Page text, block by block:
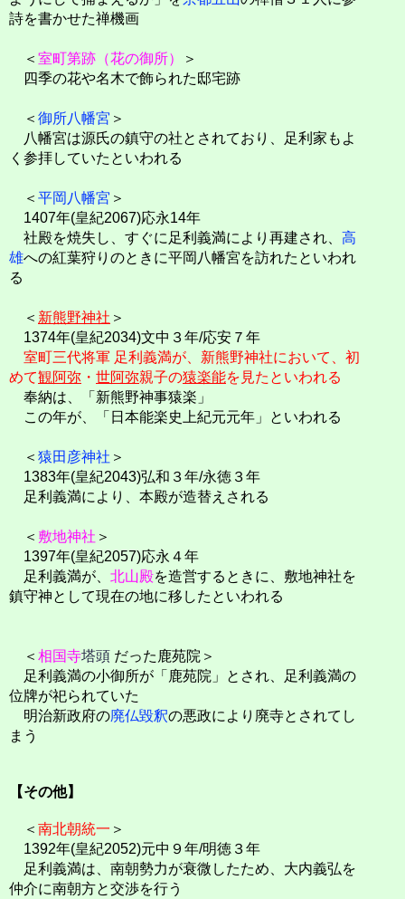
詩を書かせた禅機画
＜ 室町第跡（花の御所）
＞
四季の花や名木で飾られた邸宅跡
＜ 御所八幡宮 ＞
八幡宮は源氏の鎮守の社とされており、足利家もよ
く参拝していたといわれる
＜ 平岡八幡宮 ＞
1407年(皇紀2067)応永14年
社殿を焼失し、すぐに足利義満により再建され、 高
雄への紅葉狩りのときに平岡八幡宮を訪れたといわれ
る
＜ 新熊野神社 ＞
1374年(皇紀2034)文中３年/応安７年
室町三代将軍 足利義満が、新熊野神社において、初
めて観阿弥 ・ 世阿弥親子の猿楽能を見たといわれる
奉納は、「新熊野神事猿楽」
この年が、「日本能楽史上紀元元年」といわれる
＜ 猿田彦神社 ＞
1383年(皇紀2043)弘和３年/永徳３年
足利義満により、本殿が造替えされる
＜ 敷地神社 ＞
1397年(皇紀2057)応永４年
足利義満が、 北山殿を造営するときに、敷地神社を
鎮守神として現在の地に移したといわれる
＜ 相国寺塔頭 だった鹿苑院＞
足利義満の小御所が「鹿苑院」とされ、足利義満の
位牌が祀られていた
明治新政府の廃仏毀釈の悪政により廃寺とされてし
まう
【その他】
＜ 南北朝統一 ＞
1392年(皇紀2052)元中９年/明徳３年
足利義満は、南朝勢力が衰微したため、大内義弘を
仲介に南朝方と交渉を行う